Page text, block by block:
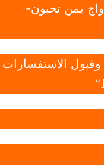
بمن تحبون-
وقبول الاستفسارات